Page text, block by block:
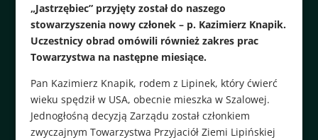
„Jastrzębiec” przyjęty został do naszego
stowarzyszenia nowy członek – p. Kazimierz Knapik.
Uczestnicy obrad omówili również zakres prac
Towarzystwa na następne miesiące.
Pan Kazimierz Knapik, rodem z Lipinek, który ćwierć
wieku spędził w USA, obecnie mieszka w Szalowej.
Jednogłośną decyzją Zarządu został członkiem
zwyczajnym Towarzystwa Przyjaciół Ziemi Lipińskiej